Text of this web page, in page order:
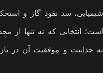
شیمیایی، سد نفوذ گاز و
است؛ انتخابی که نه تنها
به جذابیت و موفقیت آن در